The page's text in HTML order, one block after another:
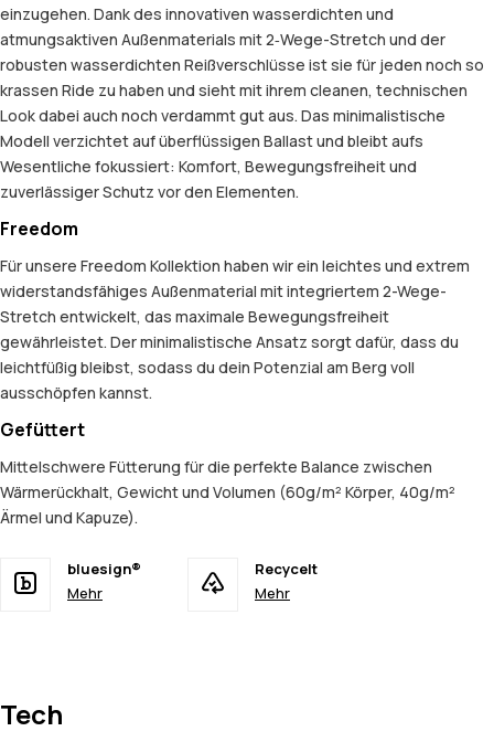
einzugehen. Dank des innovativen wasserdichten und
atmungsaktiven Außenmaterials mit 2‑Wege-Stretch und der
robusten wasserdichten Reißverschlüsse ist sie für jeden noch so
krassen Ride zu haben und sieht mit ihrem cleanen, technischen
Look dabei auch noch verdammt gut aus. Das minimalistische
Modell verzichtet auf überflüssigen Ballast und bleibt aufs
Wesentliche fokussiert: Komfort, Bewegungsfreiheit und
zuverlässiger Schutz vor den Elementen.
Freedom
Für unsere Freedom Kollektion haben wir ein leichtes und extrem
widerstandsfähiges Außenmaterial mit integriertem 2-Wege-
Stretch entwickelt, das maximale Bewegungsfreiheit
gewährleistet. Der minimalistische Ansatz sorgt dafür, dass du
leichtfüßig bleibst, sodass du dein Potenzial am Berg voll
ausschöpfen kannst.
Gefüttert
Mittelschwere Fütterung für die perfekte Balance zwischen
Wärmerückhalt, Gewicht und Volumen (60g/m² Körper, 40g/m²
Ärmel und Kapuze).
bluesign®
Mehr
Recycelt
Mehr
Tech